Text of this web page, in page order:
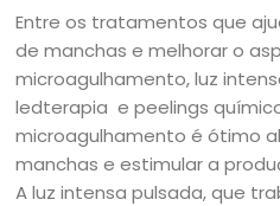
Entre os tratamentos que
de manchas e melhorar o
microagulhamento, luz
ledterapia e peelings
microagulhamento é ótimo
manchas e estimular a
A luz intensa pulsada, que